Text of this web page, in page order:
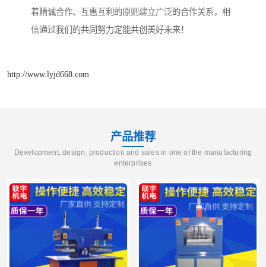
着精诚合作、互惠互利的原则建立广泛的合作关系，相
信通过我们的共同努力定能共创美好未来！
http://www.lyjd668.com
产品推荐
Development, design, production and sales in one of the manufacturing
enterprises